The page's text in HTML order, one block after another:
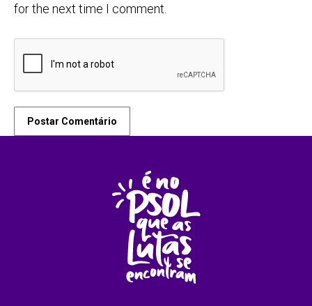
for the next time I comment.
Postar Comentário